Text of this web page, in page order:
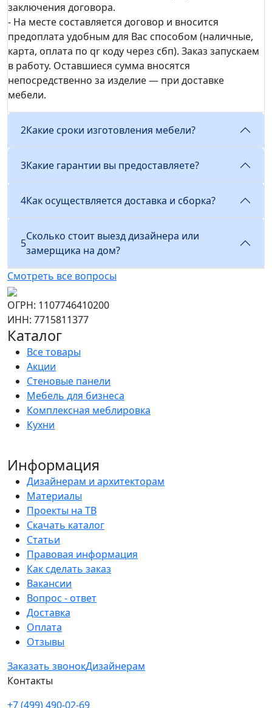
заключения договора.
- На месте составляется договор и вносится
предоплата удобным для Вас способом (наличные,
карта, оплата по qr коду через сбп). Заказ запускаем
в работу. Оставшиеся сумма вносятся
непосредственно за изделие — при доставке
мебели.
2Какие сроки изготовления мебели?
3Какие гарантии вы предоставляете?
4Как осуществляется доставка и сборка?
5
Сколько стоит выезд дизайнера или
замерщика на дом?
Смотреть все вопросы
ОГРН: 1107746410200
ИНН: 7715811377
Каталог
Все товары
Акции
Стеновые панели
Мебель для бизнеса
Комплексная меблировка
Кухни
Информация
Дизайнерам и архитекторам
Материалы
Проекты на ТВ
Скачать каталог
Статьи
Правовая информация
Как сделать заказ
Вакансии
Вопрос - ответ
Доставка
Оплата
Отзывы
Заказать звонокДизайнерам
Контакты
+7 (499) 490-02-69